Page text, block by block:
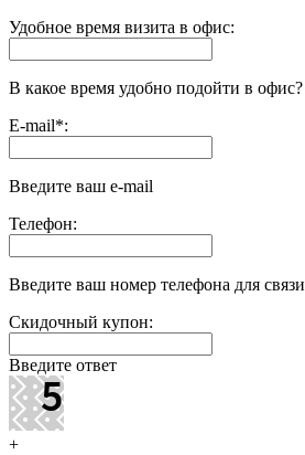
Удобное время визита в офис:
В какое время удобно подойти в офис?
E-mail*:
Введите ваш e-mail
Телефон:
Введите ваш номер телефона для связи
Скидочный купон:
Введите ответ
+